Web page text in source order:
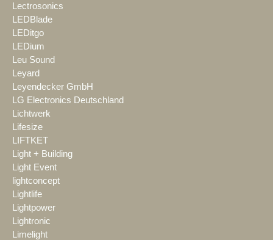
Lectrosonics
LEDBlade
LEDitgo
LEDium
Leu Sound
Leyard
Leyendecker GmbH
LG Electronics Deutschland
Lichtwerk
Lifesize
LIFTKET
Light + Building
Light Event
lightconcept
Lightlife
Lightpower
Lightronic
Limelight